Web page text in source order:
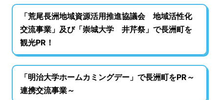
「荒尾長洲地域資源活用推進協議会 地域活性化
交流事業」及び「崇城大学 井芹祭」で長洲町を
観光PR！
「明治大学ホームカミングデー」で長洲町をPR～
連携交流事業～